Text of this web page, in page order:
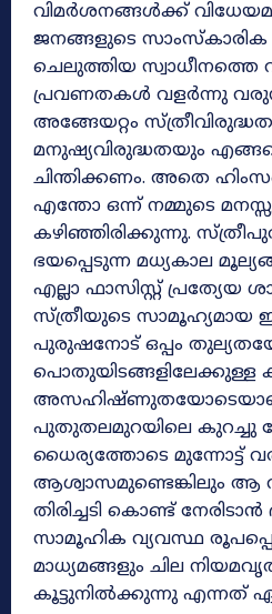
വിമർശനങ്ങൾക്ക്
ജനങ്ങളുടെ
ചെലുത്തിയ സ്വാധീനത്തെ
പ്രവണതകൾ വളർന്നു
അങ്ങേയറ്റം
മനുഷ്യവിരുദ്ധതയും
ചിന്തിക്കണം. അതെ
എന്തോ ഒന്ന് നമ്മുടെ
കഴിഞ്ഞിരിക്കുന്നു.
ഭയപ്പെടുന്ന മധ്യകാല
എല്ലാ ഫാസിസ്റ്റ് പ്രത്യേയ
സ്ത്രീയുടെ സാമൂഹ്യമായ
പുരുഷനോട് ഒപ്പം
പൊതുയിടങ്ങളിലേക്കുള്ള
പുതുതലമുറയിലെ കുറച്ചു
ധൈര്യത്തോടെ മുന്നോട്ട്
ആശ്വാസമുണ്ടെങ്കിലും ആ
തിരിച്ചടി കൊണ്ട്
സാമൂഹിക വ്യവസ്ഥ
മാധ്യമങ്ങളും ചില
കൂട്ടുനിൽക്കുന്നു എന്നത്